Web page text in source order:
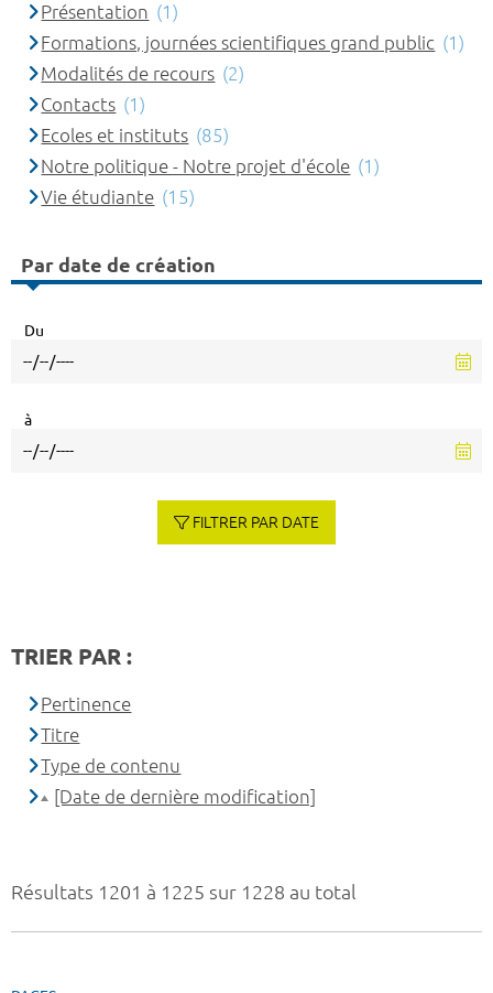
Résultats 1201 à 1225 sur 1228 au total
Présentation (1)
Formations, journées scientifiques grand public (1)
Modalités de recours (2)
Contacts (1)
Ecoles et instituts (85)
Notre politique - Notre projet d'école (1)
Vie étudiante (15)
Par date de création
Du
à
FILTRER PAR DATE
TRIER PAR :
Pertinence
Titre
Type de contenu
[Date de dernière modification]